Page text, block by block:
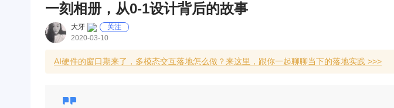
一刻相册，从0-1设计背后的故事
大牙
关注
2020-03-10
AI硬件的窗口期来了，多模态交互落地怎么做？来这里，跟你一起聊聊当下的落地实践 >>>